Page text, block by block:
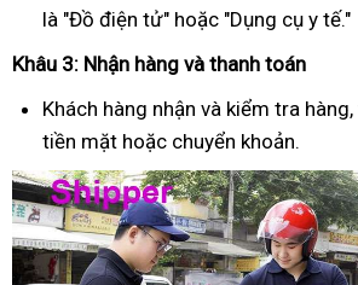
là "Đồ điện tử" hoặc "Dụng cụ y tế."
Khâu 3: Nhận hàng và thanh toán
Khách hàng nhận và kiểm tra
tiền mặt hoặc chuyển khoản.